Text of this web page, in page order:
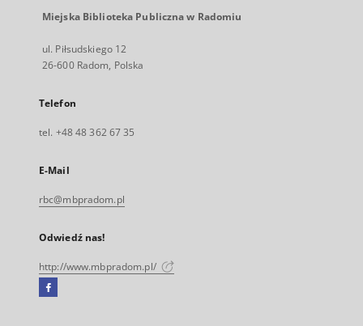
Miejska Biblioteka Publiczna w Radomiu
ul. Piłsudskiego 12
26-600 Radom, Polska
Telefon
tel. +48 48 362 67 35
E-Mail
rbc@mbpradom.pl
Odwiedź nas!
http://www.mbpradom.pl/
Facebook